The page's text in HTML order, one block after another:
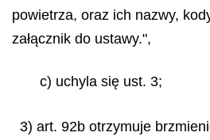
powietrza, oraz ich nazwy,
załącznik do ustawy.",
c) uchyla się ust. 3;
3) art. 92b otrzymuje